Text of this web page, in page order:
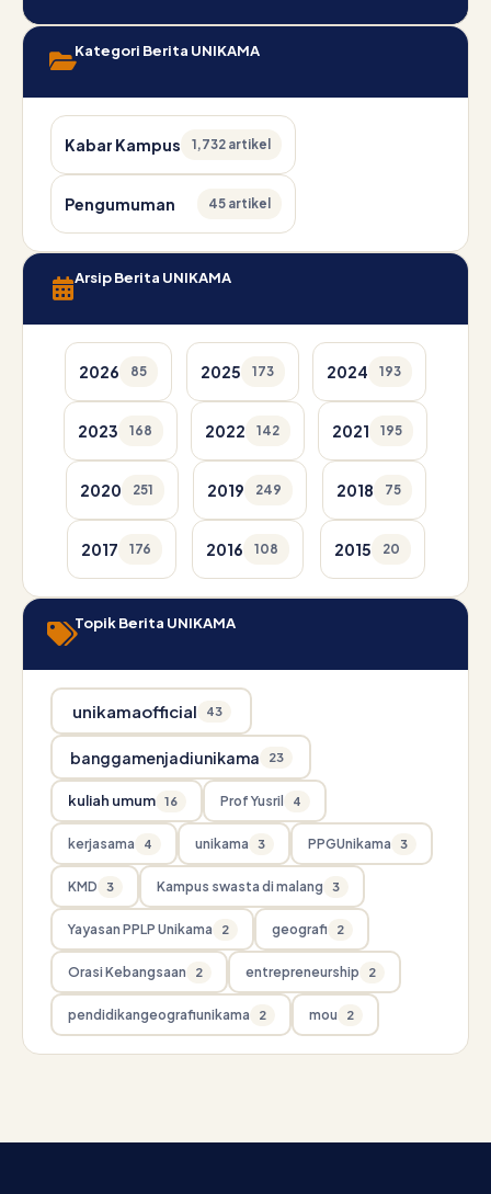
Kategori Berita UNIKAMA
Kabar Kampus 1,732 artikel
Pengumuman 45 artikel
Arsip Berita UNIKAMA
2026 85 2025 173 2024 193
2023 168 2022 142 2021 195
2020 251 2019 249 2018 75
2017 176 2016 108 2015 20
Topik Berita UNIKAMA
unikamaofficial 43
banggamenjadiunikama 23
kuliah umum 16 Prof Yusril 4
kerjasama 4 unikama 3 PPGUnikama 3
KMD 3 Kampus swasta di malang 3
Yayasan PPLP Unikama 2 geografi 2
Orasi Kebangsaan 2 entrepreneurship 2
pendidikangeografiunikama 2 mou 2